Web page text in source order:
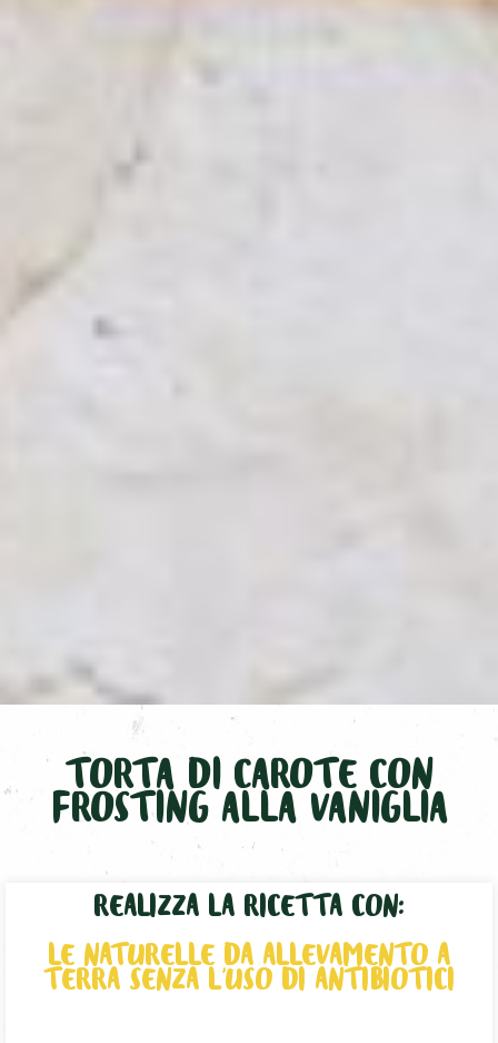
TORTA DI CAROTE CON
FROSTING ALLA VANIGLIA
REALIZZA LA RICETTA CON:
LE NATURELLE DA ALLEVAMENTO A
TERRA SENZA L’USO DI ANTIBIOTICI